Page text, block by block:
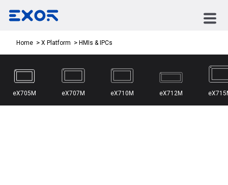
Home X Platform HMIs & IPCs
eX705M eX707M eX710M eX712M